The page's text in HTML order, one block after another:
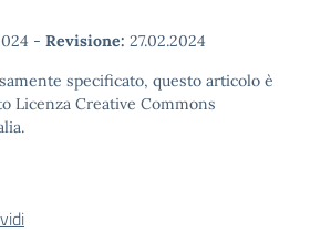
- Revisione: 27.02.2024
specificato, questo articolo è
Licenza Creative Commons